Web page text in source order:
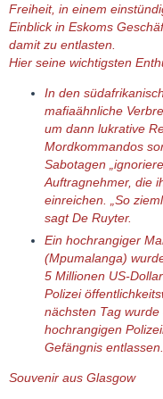
Freiheit, in einem
Einblick in Eskoms
damit zu entlasten.
Hier seine wichtigsten
In den
mafiaähnliche
um dann lukrative
Mordkommandos
Sabotagen
Auftragnehmer, die
einreichen. „So
sagt De Ruyter.
Ein hochrangiger
(Mpumalanga)
5 Millionen US-
Polizei
nächsten Tag
hochrangigen
Gefängnis entlassen.
Souvenir aus Glasgow